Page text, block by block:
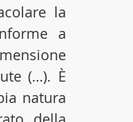
la
a
(…). È
natura